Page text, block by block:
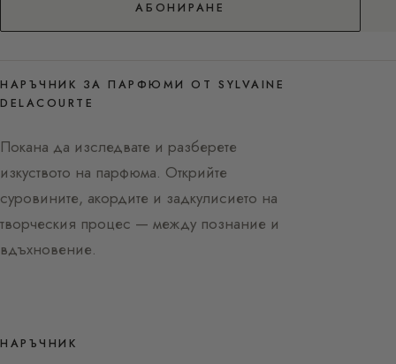
АБОНИРАНЕ
НАРЪЧНИК ЗА ПАРФЮМИ ОТ SYLVAINE
DELACOURTE
Покана да изследвате и разберете
изкуството на парфюма. Открийте
суровините, акордите и задкулисието на
творческия процес — между познание и
вдъхновение.
НАРЪЧНИК